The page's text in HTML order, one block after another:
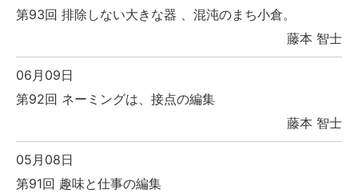
第93回 排除しない大きな器 、混沌のまち小倉。
藤本 智士
06月09日
第92回 ネーミングは、接点の編集
藤本 智士
05月08日
第91回 趣味と仕事の編集